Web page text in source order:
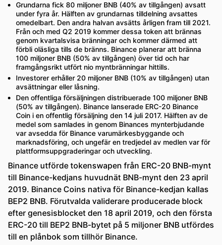
Grundarna fick 80 miljoner BNB (40% av tillgången) avsatt
under fyra år. Hälften av grundarnas tilldelning avsattes
omedelbart. Den andra halvan avsätts årligen fram till 2021.
Från och med Q2 2019 kommer dessa token att brännas
genom kvartalsvisa bränningar och kommer därmed att
förbli oläsliga tills de bränns. Binance planerar att bränna
100 miljoner BNB (50% av tillgången) över tid och har
framgångsrikt utfört nio myntbränningar hittills.
Investorer erhåller 20 miljoner BNB (10% av tillgången) utan
avsättningar eller låsning.
Den offentliga försäljningen distribuerade 100 miljoner BNB
(50% av tillgången). Binance lanserade ERC-20 Binance
Coin i en offentlig försäljning den 14 juli 2017. Hälften av de
medel som samlades in genom Binances mynterbjudande
var avsedda för Binance varumärkesbyggande och
marknadsföring, och ungefär en tredjedel av medlen var för
plattformsuppgraderingar och utveckling.
Binance utförde tokenswapen från ERC-20 BNB-mynt
till Binance-kedjans huvudnät BNB-mynt den 23 april
2019. Binance Coins nativa för Binance-kedjan kallas
BEP2 BNB. Förutvalda validerare producerade block
efter genesisblocket den 18 april 2019, och den första
ERC-20 till BEP2 BNB-bytet på 5 miljoner BNB utfördes
till en plånbok som tillhör Binance.